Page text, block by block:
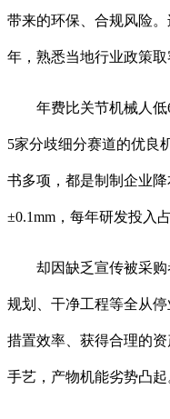
带来的环保、合规风险
年，熟悉当地行业政策
年费比关节机械人低
5家分歧细分赛道的优良
书多项，都是制制企业
±0.1mm，每年研发投入
却因缺乏宣传被采购者
规划、干净工程等全从
措置效率、获得合理的
手艺，产物机能劣势凸